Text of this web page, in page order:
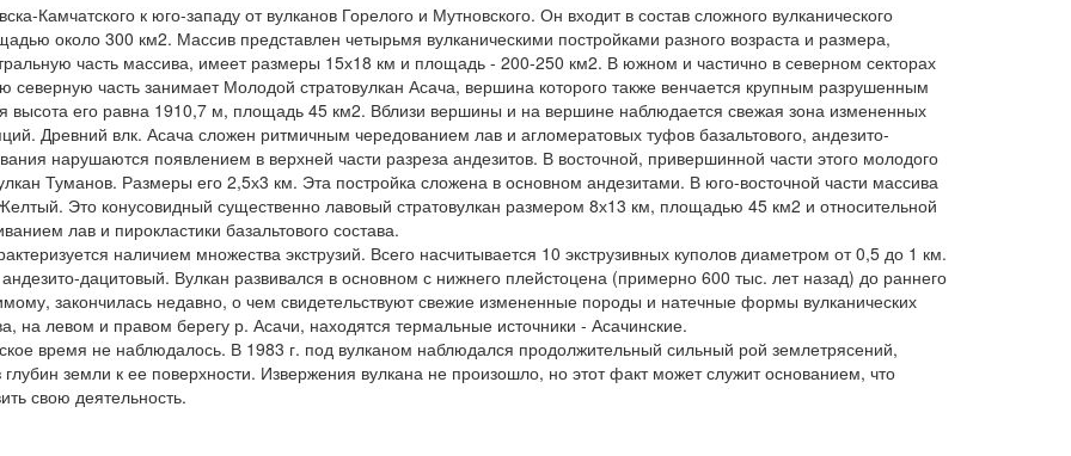
Камчатского к юго-западу от вулканов Горелого и Мутновского. Он входит в состав сложного вулканического
около 300 км2. Массив представлен четырьмя вулканическими постройками разного возраста и размера,
часть массива, имеет размеры 15х18 км и площадь - 200-250 км2. В южном и частично в северном секторах
часть занимает Молодой стратовулкан Асача, вершина которого также венчается крупным разрушенным
его равна 1910,7 м, площадь 45 км2. Вблизи вершины и на вершине наблюдается свежая зона измененных
Древний влк. Асача сложен ритмичным чередованием лав и агломератовых туфов базальтового, андезито-
нарушаются появлением в верхней части разреза андезитов. В восточной, привершинной части этого молодого
Туманов. Размеры его 2,5х3 км. Эта постройка сложена в основном андезитами. В юго-восточной части массива
Это конусовидный существенно лавовый стратовулкан размером 8х13 км, площадью 45 км2 и относительной
лав и пирокластики базальтового состава.
наличием множества экструзий. Всего насчитывается 10 экструзивных куполов диаметром от 0,5 до 1 км.
дацитовый. Вулкан развивался в основном с нижнего плейстоцена (примерно 600 тыс. лет назад) до раннего
закончилась недавно, о чем свидетельствуют свежие измененные породы и натечные формы вулканических
на левом и правом берегу р. Асачи, находятся термальные источники - Асачинские.
время не наблюдалось. В 1983 г. под вулканом наблюдался продолжительный сильный рой землетрясений,
земли к ее поверхности. Извержения вулкана не произошло, но этот факт может служит основанием, что
свою деятельность.